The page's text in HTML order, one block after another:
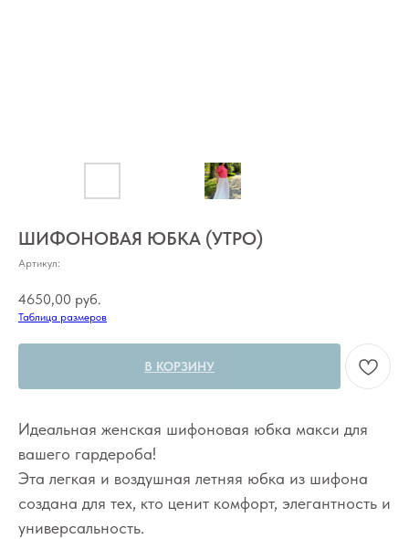
ШИФОНОВАЯ ЮБКА (УТРО)
Артикул:
4650,00 руб.
Таблица размеров
В КОРЗИНУ
Идеальная женская шифоновая юбка макси для
вашего гардероба!
Эта легкая и воздушная летняя юбка из шифона
создана для тех, кто ценит комфорт, элегантность и
универсальность.